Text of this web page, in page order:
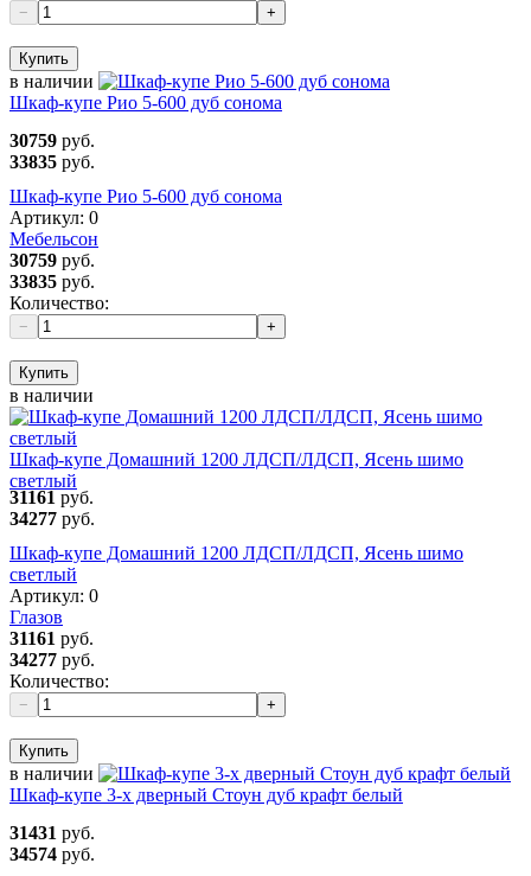
− +
Купить
в наличии
Шкаф-купе Рио 5-600 дуб сонома
30759 руб.
33835 руб.
Шкаф-купе Рио 5-600 дуб сонома
Артикул: 0
Мебельсон
30759 руб.
33835 руб.
Количество:
− +
Купить
в наличии
Шкаф-купе Домашний 1200 ЛДСП/ЛДСП, Ясень шимо
светлый
31161 руб.
34277 руб.
Шкаф-купе Домашний 1200 ЛДСП/ЛДСП, Ясень шимо
светлый
Артикул: 0
Глазов
31161 руб.
34277 руб.
Количество:
− +
Купить
в наличии
Шкаф-купе 3-х дверный Стоун дуб крафт белый
31431 руб.
34574 руб.